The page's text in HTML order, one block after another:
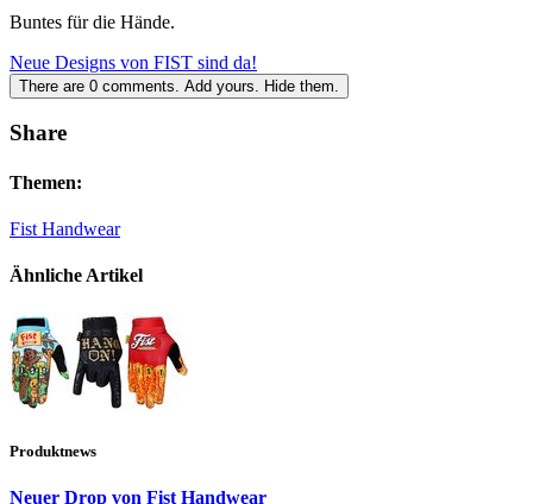
Buntes für die Hände.
Neue Designs von FIST sind da!
There are 0 comments. Add yours. Hide them.
Share
Themen:
Fist Handwear
Ähnliche Artikel
Produktnews
Neuer Drop von Fist Handwear